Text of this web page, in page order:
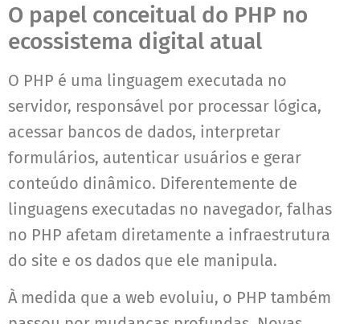
O papel conceitual do PHP no
ecossistema digital atual
O PHP é uma linguagem executada no
servidor, responsável por processar lógica,
acessar bancos de dados, interpretar
formulários, autenticar usuários e gerar
conteúdo dinâmico. Diferentemente de
linguagens executadas no navegador, falhas
no PHP afetam diretamente a infraestrutura
do site e os dados que ele manipula.
À medida que a web evoluiu, o PHP também